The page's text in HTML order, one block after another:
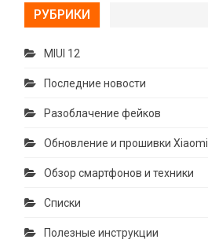
РУБРИКИ
MIUI 12
Последние новости
Разоблачение фейков
Обновление и прошивки Xiaomi
Обзор смартфонов и техники
Списки
Полезные инструкции